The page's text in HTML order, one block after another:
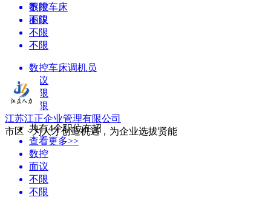
不限
不限
数控车床
面议
不限
不限
数控车床调机员
面议
不限
不限
共有4个职位在招
查看更多>>
江苏江正企业管理有限公司
市区 · 为人才创造机遇，为企业选拔贤能
数控
面议
不限
不限